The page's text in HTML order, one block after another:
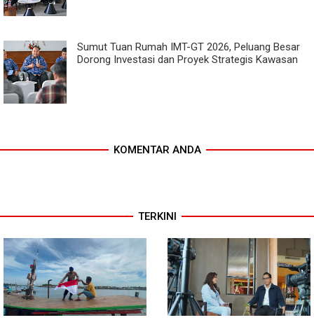
Sumut Tuan Rumah IMT-GT 2026, Peluang Besar
Dorong Investasi dan Proyek Strategis Kawasan
KOMENTAR ANDA
TERKINI